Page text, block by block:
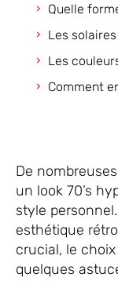
Quelle
Les
Les
Comment
De
un look 70’s
style
esthétique
crucial, le
quelques